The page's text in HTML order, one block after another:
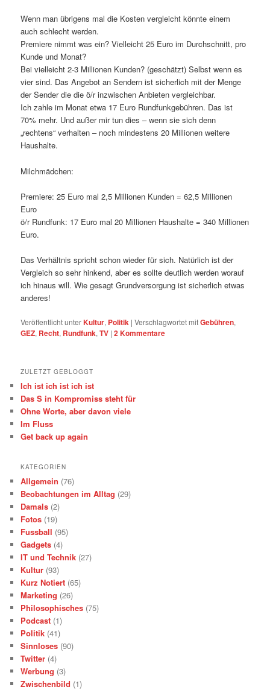
Wenn man übrigens mal die Kosten vergleicht könnte einem
auch schlecht werden.
Premiere nimmt was ein? Vielleicht 25 Euro im Durchschnitt, pro
Kunde und Monat?
Bei vielleicht 2-3 Millionen Kunden? (geschätzt) Selbst wenn es
vier sind. Das Angebot an Sendern ist sicherlich mit der Menge
der Sender die die ö/r inzwischen Anbieten vergleichbar.
Ich zahle im Monat etwa 17 Euro Rundfunkgebühren. Das ist
70% mehr. Und außer mir tun dies – wenn sie sich denn
„rechtens“ verhalten – noch mindestens 20 Millionen weitere
Haushalte.
Milchmädchen:
Premiere: 25 Euro mal 2,5 Millionen Kunden = 62,5 Millionen
Euro
ö/r Rundfunk: 17 Euro mal 20 Millionen Haushalte = 340 Millionen
Euro.
Das Verhältnis spricht schon wieder für sich. Natürlich ist der
Vergleich so sehr hinkend, aber es sollte deutlich werden worauf
ich hinaus will. Wie gesagt Grundversorgung ist sicherlich etwas
anderes!
Veröffentlicht unterKultur, Politik |Verschlagwortet mitGebühren,
GEZ, Recht, Rundfunk,TV |2Kommentare
ZULETZT GEBLOGGT
Ich ist ich ist ich ist
Das S in Kompromiss steht für
Ohne Worte, aber davon viele
Im Fluss
Get back up again
KATEGORIEN
Allgemein (76)
Beobachtungen im Alltag (29)
Damals (2)
Fotos (19)
Fussball (95)
Gadgets (4)
IT und Technik (27)
Kultur (93)
Kurz Notiert (65)
Marketing (26)
Philosophisches (75)
Podcast (1)
Politik (41)
Sinnloses (90)
Twitter (4)
Werbung (3)
Zwischenbild (1)